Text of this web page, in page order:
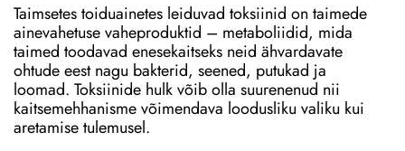
Taimsetes toiduainetes leiduvad toksiinid on taimede
ainevahetuse vaheproduktid – metaboliidid, mida
taimed toodavad enesekaitseks neid ähvardavate
ohtude eest nagu bakterid, seened, putukad ja
loomad. Toksiinide hulk võib olla suurenenud nii
kaitsemehhanisme võimendava loodusliku valiku kui
aretamise tulemusel.